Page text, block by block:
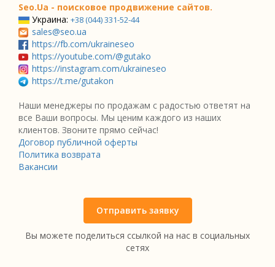
Seo.Ua - поисковое продвижение сайтов.
Украина: +38 (044) 331-52-44
sales@seo.ua
https://fb.com/ukraineseo
https://youtube.com/@gutako
https://instagram.com/ukraineseo
https://t.me/gutakon
Наши менеджеры по продажам с радостью ответят на
все Ваши вопросы. Мы ценим каждого из наших
клиентов. Звоните прямо сейчас!
Договор публичной оферты
Политика возврата
Вакансии
Отправить заявку
Вы можете поделиться ссылкой на нас в социальных
сетях